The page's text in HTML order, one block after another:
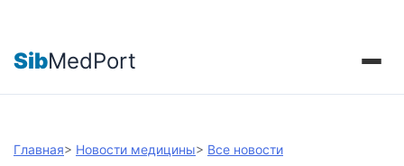
SibMedPort
Главная> Новости медицины> Все новости